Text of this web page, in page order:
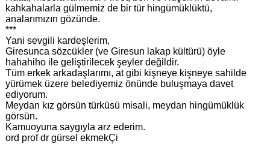
kahkahalarla gülmemiz de bir tür hingümüklüktü,
analarımızın gözünde.
***
Yani sevgili kardeşlerim,
Giresunca sözcükler (ve Giresun lakap kültürü) öyle
hahahiho ile geliştirilecek şeyler değildir.
Tüm erkek arkadaşlarımı, at gibi kişneye kişneye sahilde
yürümek üzere belediyemiz önünde buluşmaya davet
ediyorum.
Meydan kız görsün türküsü misali, meydan hingümüklük
görsün.
Kamuoyuna saygıyla arz ederim.
ord prof dr gürsel ekmekÇi